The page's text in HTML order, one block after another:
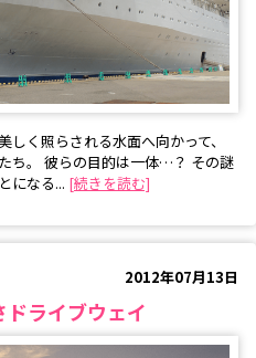
く照らされる水面へ向かって、
ち。 彼らの目的は一体…？ その謎
になる... [続きを読む]
2012年07月13日
ライブウェイ